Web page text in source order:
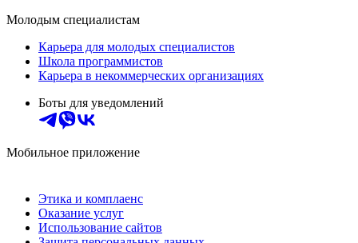
Молодым специалистам
Карьера для молодых специалистов
Школа программистов
Карьера в некоммерческих организациях
Боты для уведомлений
Мобильное приложение
Этика и комплаенс
Оказание услуг
Использование сайтов